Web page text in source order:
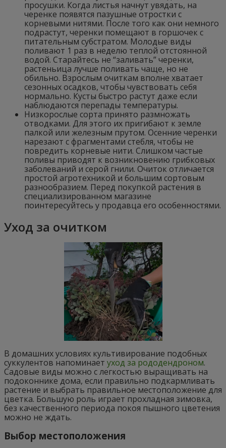
просушки. Когда листья начнут увядать, на
черенке появятся пазушные отростки с
корневыми нитями. После того как они немного
подрастут, черенки помещают в горшочек с
питательным субстратом. Молодые виды
поливают 1 раз в неделю теплой отстоянной
водой. Старайтесь не “заливать” черенки,
растеньица лучше поливать чаще, но не
обильно. Взрослым очиткам вполне хватает
сезонных осадков, чтобы чувствовать себя
нормально. Кусты быстро растут даже если
наблюдаются перепады температуры.
Низкорослые сорта принято размножать
отводками. Для этого их пригибают к земле
палкой или железным прутом. Осенние черенки
нарезают с фрагментами стебля, чтобы не
повредить корневые нити. Слишком частые
поливы приводят к возникновению грибковых
заболеваний и серой гнили. Очиток отличается
простой агротехникой и большим сортовым
разнообразием. Перед покупкой растения в
специализированном магазине
поинтересуйтесь у продавца его особенностями.
Уход за очитком
В домашних условиях культивирование подобных
суккулентов напоминает уход за рододендроном.
Садовые виды можно с легкостью выращивать на
подоконнике дома, если правильно подкармливать
растение и выбрать правильное местоположение для
цветка. Большую роль играет прохладная зимовка,
без качественного периода покоя пышного цветения
можно не ждать.
Выбор местоположения